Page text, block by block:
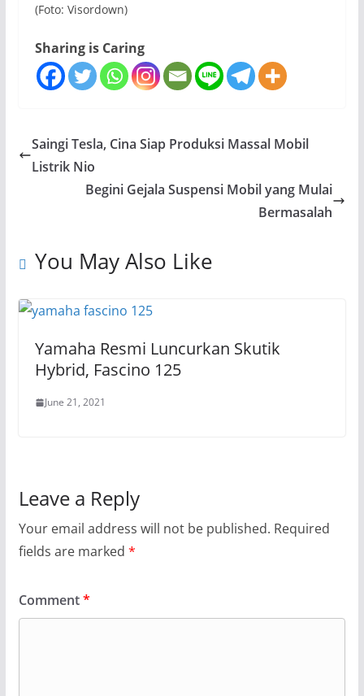
(Foto: Visordown)
Sharing is Caring
Saingi Tesla, Cina Siap Produksi Massal Mobil
Listrik Nio
Begini Gejala Suspensi Mobil yang Mulai
Bermasalah
You May Also Like
Yamaha Resmi Luncurkan Skutik
Hybrid, Fascino 125
June 21, 2021
Leave a Reply
Your email address will not be published. Required
fields are marked *
Comment*